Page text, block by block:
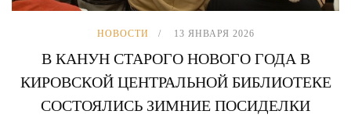
НОВОСТИ 13 ЯНВАРЯ 2026
В КАНУН СТАРОГО НОВОГО ГОДА В
КИРОВСКОЙ ЦЕНТРАЛЬНОЙ БИБЛИОТЕКЕ
СОСТОЯЛИСЬ ЗИМНИЕ ПОСИДЕЛКИ